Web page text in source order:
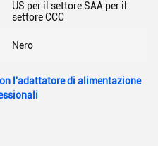
US per il settore SAA per il
settore CCC
Nero
l'adattatore di alimentazione